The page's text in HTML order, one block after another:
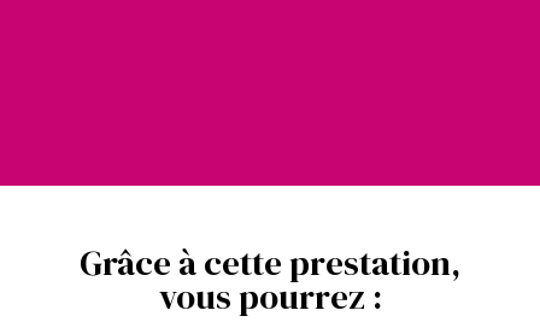
Grâce à cette prestation,
vous pourrez :